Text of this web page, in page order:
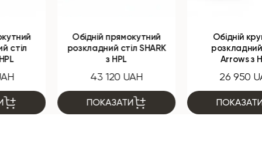
Обідній прямокутний
розкладний стіл SHARK
43 120 UAH
ПОКАЗАТИ
Обідній круглий
розкладний стіл
Arrows з HPL
26 950 UAH
ПОКАЗАТИ